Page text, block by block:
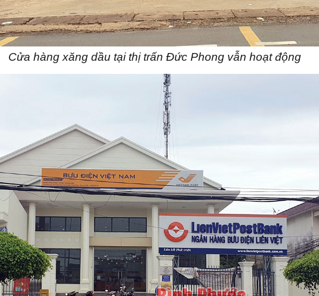
Cửa hàng xăng dầu tại thị trấn Đức Phong vẫn hoạt động